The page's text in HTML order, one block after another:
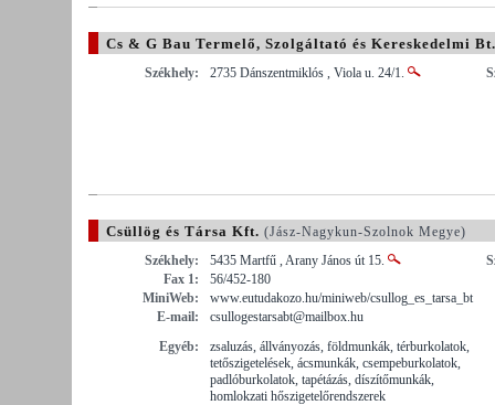
Cs & G Bau Termelő, Szolgáltató és Kereskedelmi Bt.
Székhely: 2735 Dánszentmiklós , Viola u. 24/1.
Csüllög és Társa Kft. (Jász-Nagykun-Szolnok Megye)
Székhely:
5435 Martfű , Arany János út 15.
Fax 1:
56/452-180
MiniWeb:
www.eutudakozo.hu/miniweb/csullog_es_tarsa_bt
E-mail:
csullogestarsabt@mailbox.hu
Egyéb:
zsaluzás, állványozás, földmunkák, térburkolatok,
tetőszigetelések, ácsmunkák, csempeburkolatok,
padlóburkolatok, tapétázás, díszítőmunkák,
homlokzati hőszigetelőrendszerek